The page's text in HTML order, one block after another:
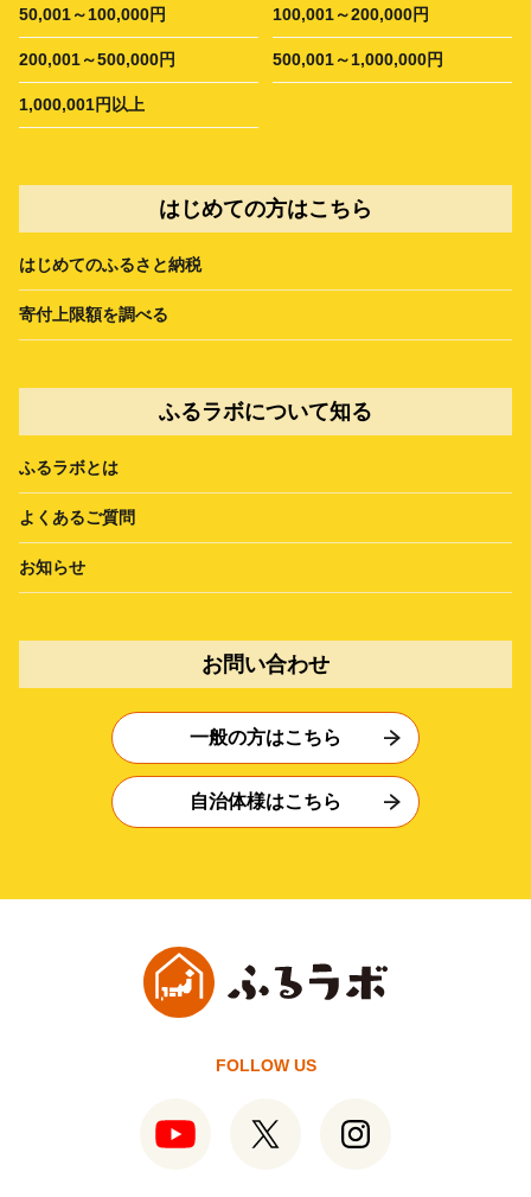
50,001～100,000円 100,001～200,000円
200,001～500,000円 500,001～1,000,000円
1,000,001円以上
はじめての方はこちら
はじめてのふるさと納税
寄付上限額を調べる
ふるラボについて知る
ふるラボとは
よくあるご質問
お知らせ
お問い合わせ
一般の方はこちら
自治体様はこちら
FOLLOW US